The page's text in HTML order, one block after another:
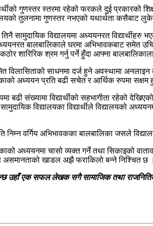
गुणस्तर स्तरमा रहेको फरकले दुई प्रकारको
तुलनामा गुणस्तर नभएको यथार्थता कसैबाट
तिनै सामुदायिक विद्यालयमा अध्ययनरत
बालबालिकाले घरमा अभिभावकबाट समेत
शारिरिक श्रम गर्नु पर्ने हुँदा आफ्ना
विलासिताको साधनमा दर्ज हुने अवस्थामा
अध्ययन प्रति बढी सचेत र आर्थिक रुपमा
बढी संख्यामा विद्यार्थीको सहभागीता रहेको
विद्यालयका विद्यार्थीले विद्यालयको अध्ययनमा
वर्गिय अभिभावकका बालबालिका जसले
अध्ययनमा चासो व्यक्त गर्ने तथा सिकाइको
असमानताको खाडल अझै फराकिलो बन्ने निश्चित छ ।
उहाँ एक सफल लेखक सगै सामाजिक तथा